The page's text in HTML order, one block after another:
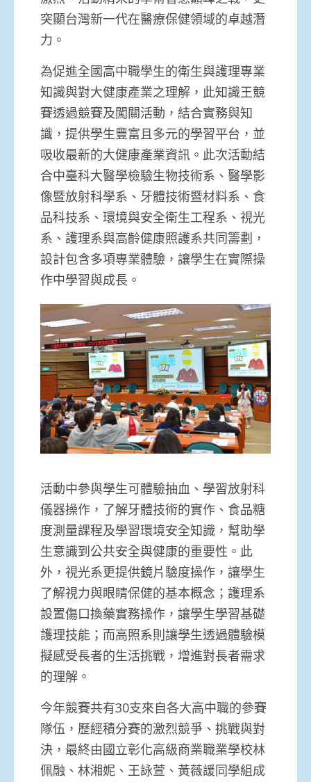
突顯台灣新一代在醫療保健領域的卓越潛
力。
為促進全國高中職學生的衛生與護理專業
知識與對大健康產業之理解，此知識王競
賽透過競賽及闖關活動，結合實務與知
識，提供學生豐富且多元的學習平台，並
吸收最新的大健康產業資訊。此次活動結
合中臺科大醫學檢驗生物技術系、醫學影
像暨放射科學系、牙體技術暨材料系、食
品科技系、環境與安全衛生工程系、視光
系、護理系與高齡健康照護系共同籌劃，
設計包含多項專業體驗，讓學生在實際操
作中學習與成長。
活動中參與學生可體驗抽血、學習放射科
儀器操作，了解牙體技術的實作、食品糖
度測量課程及學習環境安全知識，幫助學
生意識到公共安全與健康的重要性。此
外，視光系更提供鏡片驗度操作，讓學生
了解視力與眼睛保健的基本概念；護理系
設置傷口換藥實務操作，讓學生學習基礎
護理技能；而高照系則讓學生透過體驗模
擬感受長者的生活挑戰，增進對長者需求
的理解。
今年競賽共有30支來自各大高中職的參賽
隊伍，歷經積分賽的激烈競爭、挑戰與對
決，最終由國立彰化高級商業職業學校林
佩融、林湘妮、王詠萱、黃薇諼同學組成